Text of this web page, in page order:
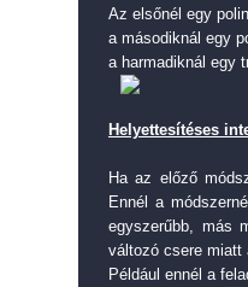
Az elsőnél egy
a másodiknál egy
a harmadiknál egy
Helyettesítéses
Ha az előző
Ennél a
egyszerűbb, más
változó csere miatt
Például ennél a